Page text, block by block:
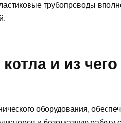
трубопроводы
и из
оборудования,